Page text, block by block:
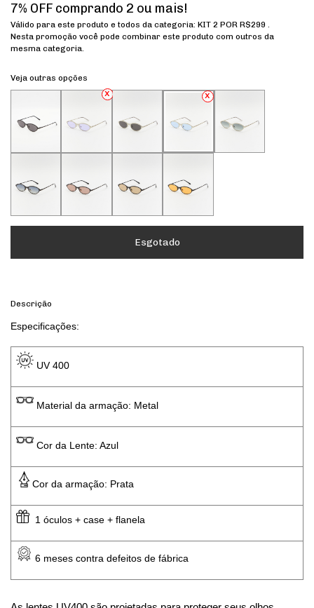
7% OFF comprando 2 ou mais!
Válido para este produto e todos da categoria: KIT 2 POR R$299 .
Nesta promoção você pode combinar este produto com outros da
mesma categoria.
Veja outras opções
Descrição
Especificações:
UV 400
Material da armação: Metal
Cor da Lente: Azul
Cor da armação: Prata
1 óculos + case + flanela
6 meses contra defeitos de fábrica